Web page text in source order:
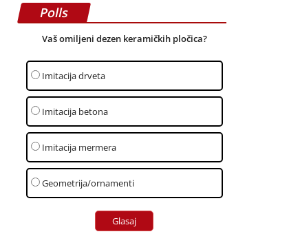
Polls
Vaš omiljeni dezen keramičkih pločica?
Imitacija drveta
Imitacija betona
Imitacija mermera
Geometrija/ornamenti